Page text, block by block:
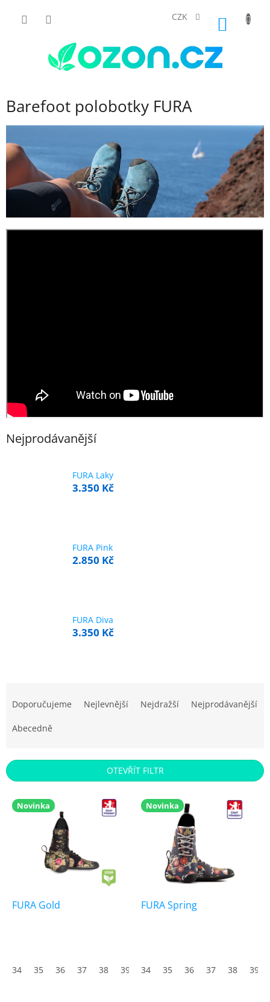
CZK
Barefoot polobotky FURA
Nejprodávanější
FURA Laky
3.350 Kč
FURA Pink
2.850 Kč
FURA Diva
3.350 Kč
p
r
d
Doporučujeme Nejlevnější Nejdražší Nejprodávanější
Abecedně
OTEVŘÍT FILTR
V Novinka
FURA Gold
34 35 36 37 38 39 40 41 42 43 44 45
Novinka
FURA Spring
34 35 36 37 38 39